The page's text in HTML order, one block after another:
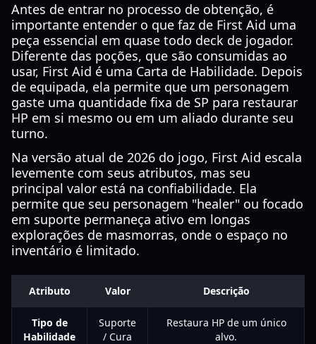
Antes de entrar no processo de obtenção, é
importante entender o que faz de First Aid uma
peça essencial em quase todo deck de jogador.
Diferente das poções, que são consumidas ao
usar, First Aid é uma Carta de Habilidade. Depois
de equipada, ela permite que um personagem
gaste uma quantidade fixa de SP para restaurar
HP em si mesmo ou em um aliado durante seu
turno.
Na versão atual de 2026 do jogo, First Aid escala
levemente com seus atributos, mas seu
principal valor está na confiabilidade. Ela
permite que seu personagem "healer" ou focado
em suporte permaneça ativo em longas
explorações de masmorras, onde o espaço no
inventário é limitado.
Atributo Valor Descrição
Tipo de
Habilidade
Suporte
/ Cura
Restaura HP de um único
alvo.